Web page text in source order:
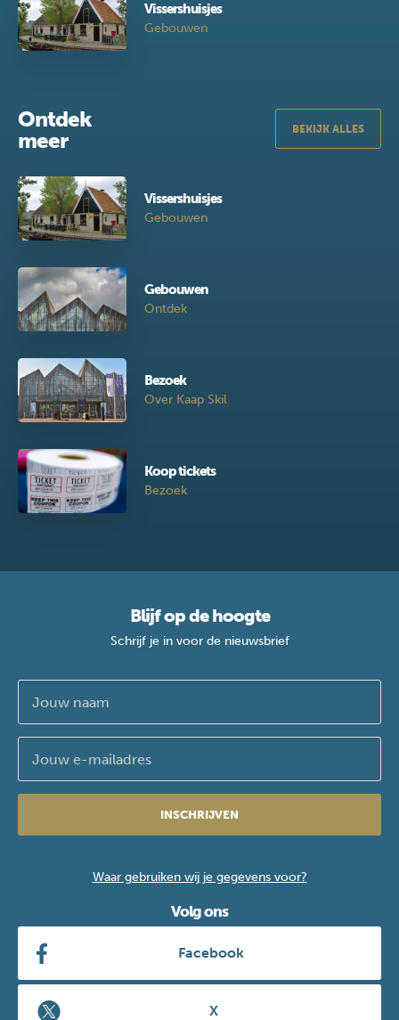
Vissershuisjes
Gebouwen
Ontdek
meer
BEKIJK ALLES
Vissershuisjes
Gebouwen
Gebouwen
Ontdek
Bezoek
Over Kaap Skil
Koop tickets
Bezoek
Blijf op de hoogte
Schrijf je in voor de nieuwsbrief
INSCHRIJVEN
Waar gebruiken wij je gegevens voor?
Volg ons
Facebook
X